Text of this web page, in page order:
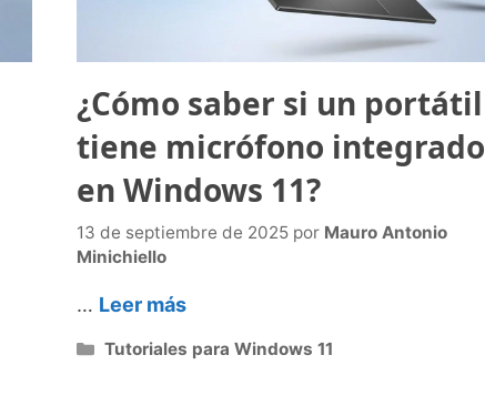
¿Cómo saber si un portátil
tiene micrófono integrado
en Windows 11?
13 de septiembre de 2025 por Mauro Antonio
Minichiello
… Leer más
Categorías
Tutoriales para Windows 11